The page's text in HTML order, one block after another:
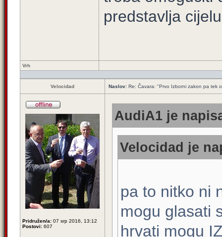
predstavlja
Vrh
Velocidad Naslov: Re: Čavara: "Prvo Izborni zakon pa tek
Pridružen/a: 07 srp 2016, 13:12
Postovi: 607
AudiA1 je
Velocidad je
pa to nitko ni
mogu glasati
hrvati mogu